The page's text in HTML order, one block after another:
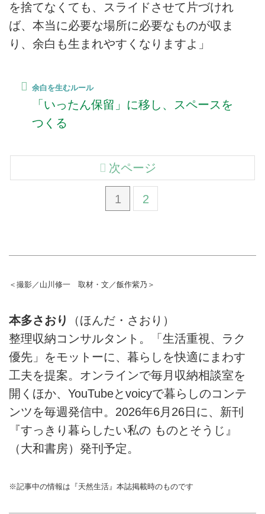
を捨てなくても、スライドさせて片づけれ
ば、本当に必要な場所に必要なものが収ま
り、余白も生まれやすくなりますよ」
余白を生むルール
「いったん保留」に移し、スペースを
つくる
1 2
次ページ
＜撮影／山川修一 取材・文／飯作紫乃＞
本多さおり
（ほんだ・さおり）
整理収納コンサルタント。「生活重視、ラク
優先」をモットーに、暮らしを快適にまわす
工夫を提案。オンラインで毎月収納相談室を
開くほか、YouTubeとvoicyで暮らしのコンテ
ンツを毎週発信中。2026年6月26日に、新刊
『すっきり暮らしたい私の ものとそうじ』
（大和書房）発刊予定。
※記事中の情報は『天然生活』本誌掲載時のものです